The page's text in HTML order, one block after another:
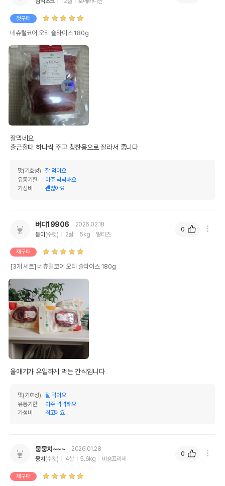
상품 필수 정보
품명 및 모델명
법에 의한 인증,허가 등을
경우 그에 대한 사항
제조자,수입품의 경우
수입자를 함께 표기
전화번호
유통기한
유통기한이 최소 2026.12.03이거나 그
유통기한을 따릅니다.
첫구매
네츄럴코어 오리 슬라이스 180g
잘먹네요
출근할때 하나씩 주고 칭찬용으로 잘라서 줍니다
맛(기호성)
잘 먹어요
유통기한
아주 넉넉해요
가성비
괜찮아요
버디19906
2026.02.18
둥이 (수컷) 2살 5kg 말티즈
재구매
[3개 세트] 네츄럴코어 오리 슬라이스 180g
울애기가 유일하게 먹는 간식입니다
맛(기호성)
잘 먹어요
유통기한
아주 넉넉해요
가성비
최고에요
0
뭉뭉치~~~
2026.01.28
뭉치(수컷) 4살 5.6kg 비숑프리제
재구매
0